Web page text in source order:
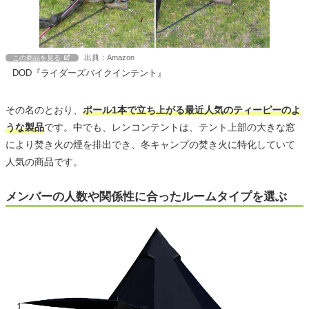
この商品を見る 出典：Amazon
DOD『ライダーズバイクインテント』
その名のとおり、 ポール1本で立ち上がる最近人気のティーピーのよ
うな製品です。中でも、レンコンテントは、テント上部の大きな窓
により焚き火の煙を排出でき、冬キャンプの焚き火に特化していて
人気の商品です。
メンバーの人数や関係性に合ったルームタイプを選ぶ